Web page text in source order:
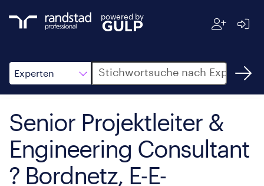
powered by
Experten
Suche
Senior Projektleiter &
Engineering Consultant
? Bordnetz, E-E-